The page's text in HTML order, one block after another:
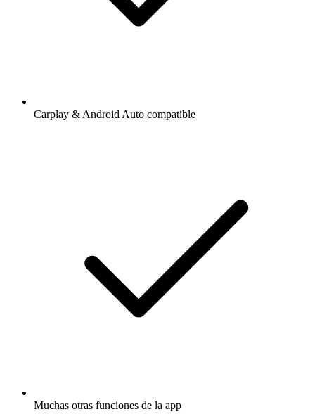
Carplay & Android Auto compatible
Muchas otras funciones de la app